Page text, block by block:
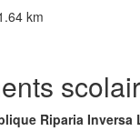
km
Riparia Inversa